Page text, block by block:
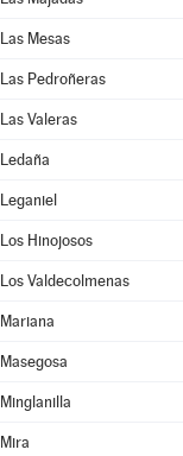
Las Mesas
Las Pedroñeras
Las Valeras
Ledaña
Leganiel
Los Hinojosos
Los Valdecolmenas
Mariana
Masegosa
Minglanilla
Mira